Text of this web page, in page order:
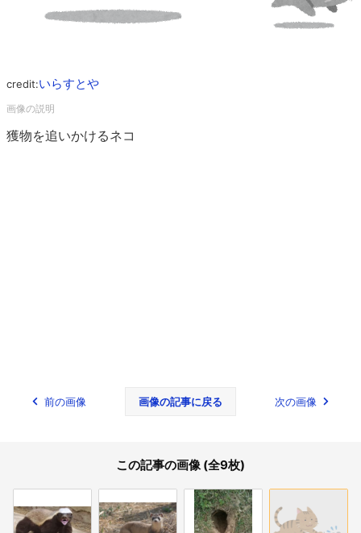
credit:いらすとや
獲物を追いかけるネコ
前の画像 画像の記事に戻る 次の画像
この記事の画像 (全9枚)